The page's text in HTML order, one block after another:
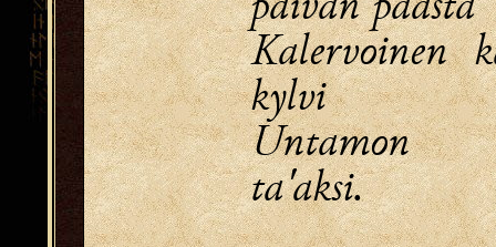
Kalervoinen
kylvi
Untamon
ta'aksi.